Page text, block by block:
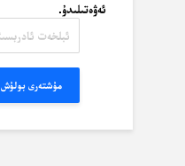
ئەۋەتىلىدۇ.
ئادرېسىڭىز.
مۇشتەرى بولۇش